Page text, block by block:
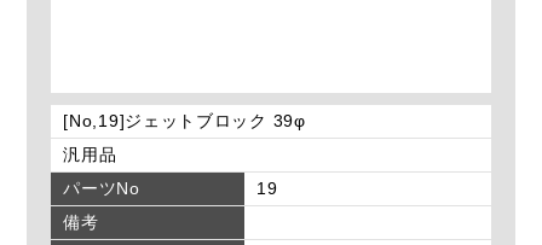
[No,19]ジェットブロック 39φ
汎用品
パーツNo
19
備考